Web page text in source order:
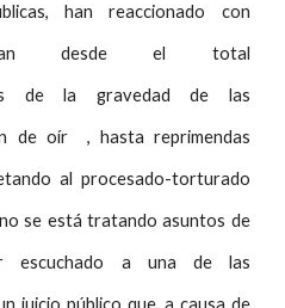
han reaccionado con
desde el total
de la gravedad de las
de oír , hasta reprimendas
al procesado-torturado
no se está tratando asuntos de
escuchado a una de las
juicio público que, a causa de